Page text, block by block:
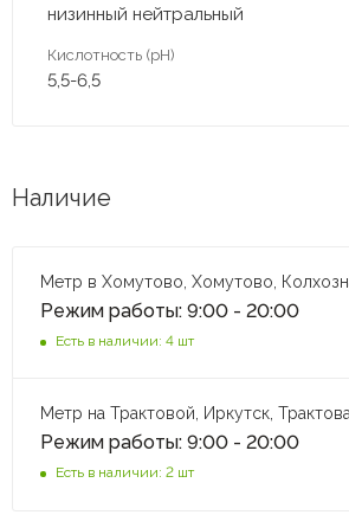
низинный нейтральный
Кислотность (pH)
5,5-6,5
Наличие
Метр в Хомутово, Хомутово,
Режим работы: 9:00 - 20:00
Есть в наличии: 4 шт
Метр на Трактовой, Иркутск,
Режим работы: 9:00 - 20:00
Есть в наличии: 2 шт